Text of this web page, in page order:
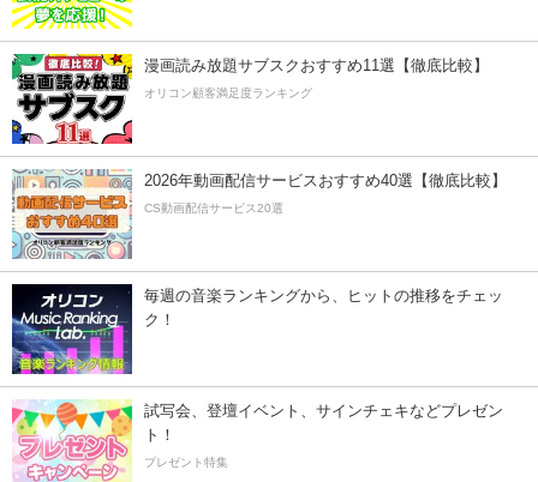
漫画読み放題サブスクおすすめ11選【徹底比較】
オリコン顧客満足度ランキング
2026年動画配信サービスおすすめ40選【徹底比較】
CS動画配信サービス20選
毎週の音楽ランキングから、ヒットの推移をチェッ
ク！
試写会、登壇イベント、サインチェキなどプレゼン
ト！
プレゼント特集